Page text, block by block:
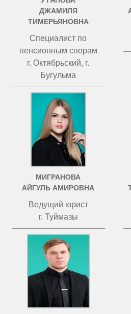
ДЖАМИЛЯ
ТИМЕРЬЯНОВНА
Специалист по
пенсионным спорам
г. Октябрьский, г.
Бугульма
МИГРАНОВА
АЙГУЛЬ АМИРОВНА
Ведущий юрист
г. Туймазы